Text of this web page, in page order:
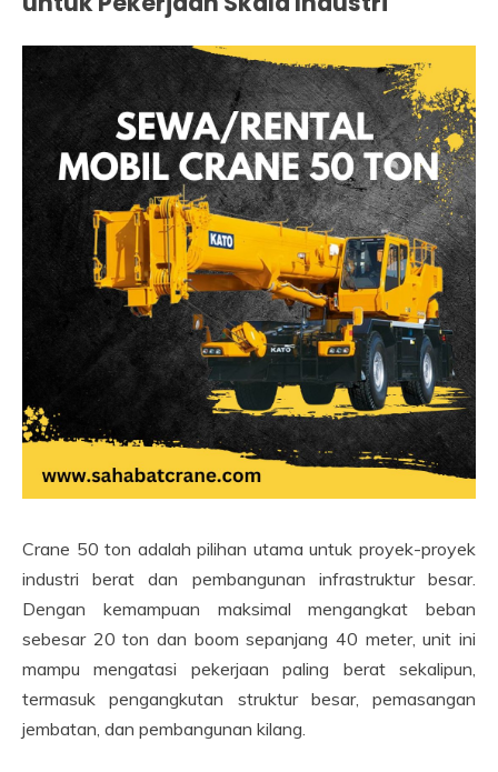
Crane 50 ton adalah pilihan utama untuk proyek-proyek
industri berat dan pembangunan infrastruktur besar.
Dengan kemampuan maksimal mengangkat beban
sebesar 20 ton dan boom sepanjang 40 meter, unit ini
mampu mengatasi pekerjaan paling berat sekalipun,
termasuk pengangkutan struktur besar, pemasangan
jembatan, dan pembangunan kilang.